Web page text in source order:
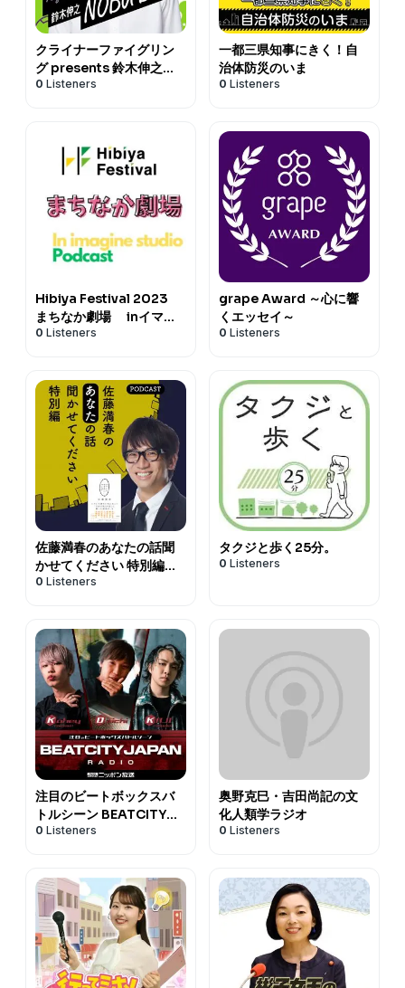
クライナーファイグリン
グ presents 鈴木伸之
NOBU BAR
0 Listeners
一都三県知事にきく！自
治体防災のいま
0 Listeners
Hibiya Festival 2023
まちなか劇場 inイマジ
ンスタジオ Podcast
0 Listeners
grape Award ～心に響
くエッセイ～
0 Listeners
佐藤満春のあなたの話聞
かせてください 特別編
podcast
0 Listeners
タクジと歩く25分。
0 Listeners
注目のビートボックスバ
トルシーン BEATCITY
JAPAN RADIO
0 Listeners
奥野克巳・吉田尚記の文
化人類学ラジオ
0 Listeners